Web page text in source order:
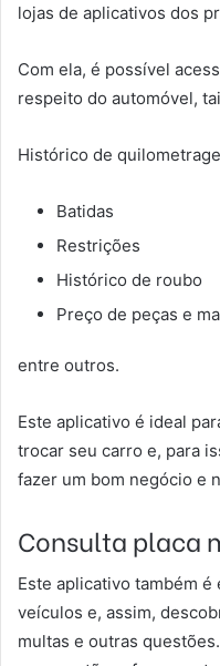
lojas de aplicativos dos
Com ela, é possível
respeito do automóvel,
Histórico de
Batidas
Restrições
Histórico de roubo
Preço de peças e
entre outros.
Este aplicativo é ideal
trocar seu carro e, para
fazer um bom negócio e
Consulta placa
Este aplicativo também
veículos e, assim,
multas e outras